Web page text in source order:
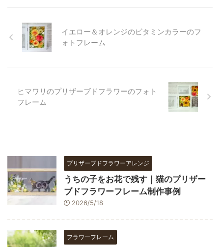
イエロー＆オレンジのビタミンカラーのフ
ォトフレーム
ヒマワリのプリザーブドフラワーのフォト
フレーム
プリザーブドフラワーアレンジ
うちの子をお花で残す｜猫のプリザー
ブドフラワーフレーム制作事例
2026/5/18
フラワーフレーム